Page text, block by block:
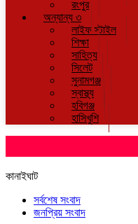
রংপুর
অন্যান্য ৩
লাইফ স্টাইল
শিক্ষা
সাহিত্য
সিলেট
সুনামগঞ্জ
স্বাস্থ্য
হবিগঞ্জ
হাসিখুশি
কানাইঘাট
সর্বশেষ সংবাদ
জনপ্রিয় সংবাদ